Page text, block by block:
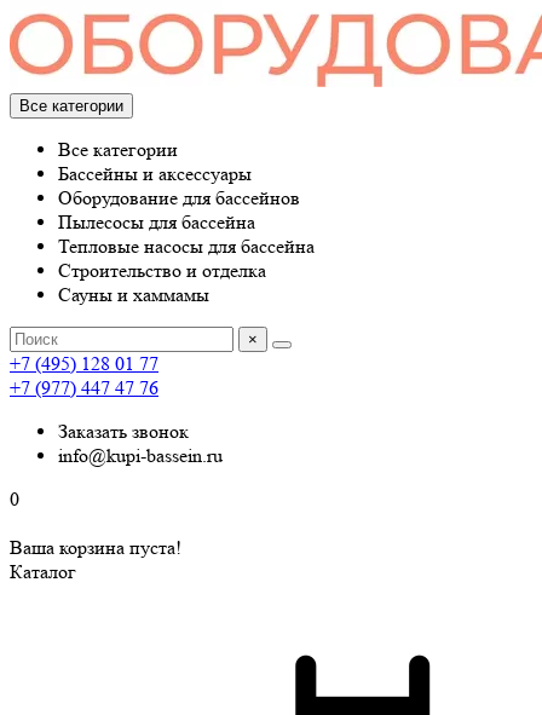
Все категории
Все категории
Бассейны и аксессуары
Оборудование для бассейнов
Пылесосы для бассейна
Тепловые насосы для бассейна
Строительство и отделка
Сауны и хаммамы
×
+7 (495) 128 01 77
+7 (977) 447 47 76
Заказать звонок
info@kupi-bassein.ru
0
Ваша корзина пуста!
Каталог